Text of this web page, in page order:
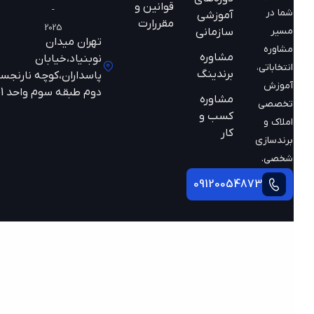
شما در
مسیر
مشاوره
انتخاباتی،
آموزش
تخصصی
املاک و
برندسازی
شخصی.
09120054873
آموزشی
سازمانی
مشاوره
برندینگ
مشاوره
کسب و
قوانین و
مقررارت
تهران میدان
نوبنیاد،خیابان
پاسداران،کوچه نارنجستان
دوم طبقه سوم واحد 301